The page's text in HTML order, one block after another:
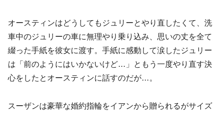
オースティンはどうしてもジュリーとやり直したくて、洗
車中のジュリーの車に無理やり乗り込み、思いの丈を全て
綴った手紙を彼女に渡す。手紙に感動して涙したジュリー
は「前のようにはいかないけど…」ともう一度やり直す決
心をしたとオースティンに話すのだが…。
スーザンは豪華な婚約指輪をイアンから贈られるがサイズ